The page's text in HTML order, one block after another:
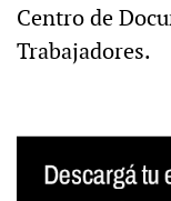
Centro de
Trabajadores.